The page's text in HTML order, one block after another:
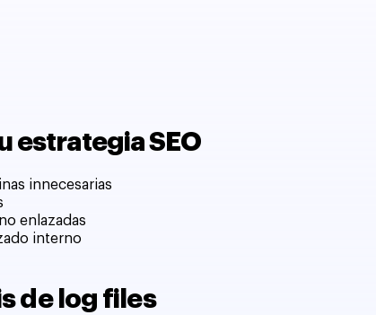
estrategia SEO
innecesarias
enlazadas
interno
de log files